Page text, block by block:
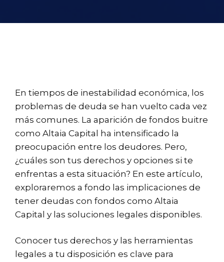
En tiempos de inestabilidad económica, los
problemas de deuda se han vuelto cada vez
más comunes. La aparición de fondos buitre
como Altaia Capital ha intensificado la
preocupación entre los deudores. Pero,
¿cuáles son tus derechos y opciones si te
enfrentas a esta situación? En este artículo,
exploraremos a fondo las implicaciones de
tener deudas con fondos como Altaia
Capital y las soluciones legales disponibles.
Conocer tus derechos y las herramientas
legales a tu disposición es clave para